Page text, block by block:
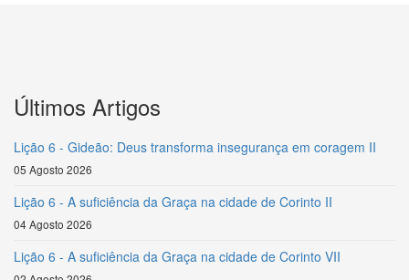
Últimos Artigos
Lição 6 - Gideão: Deus transforma insegurança em coragem II
05 Agosto 2026
Lição 6 - A suficiência da Graça na cidade de Corinto II
04 Agosto 2026
Lição 6 - A suficiência da Graça na cidade de Corinto VII